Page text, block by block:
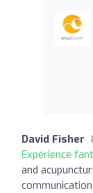
David Fisher
Expérience
and